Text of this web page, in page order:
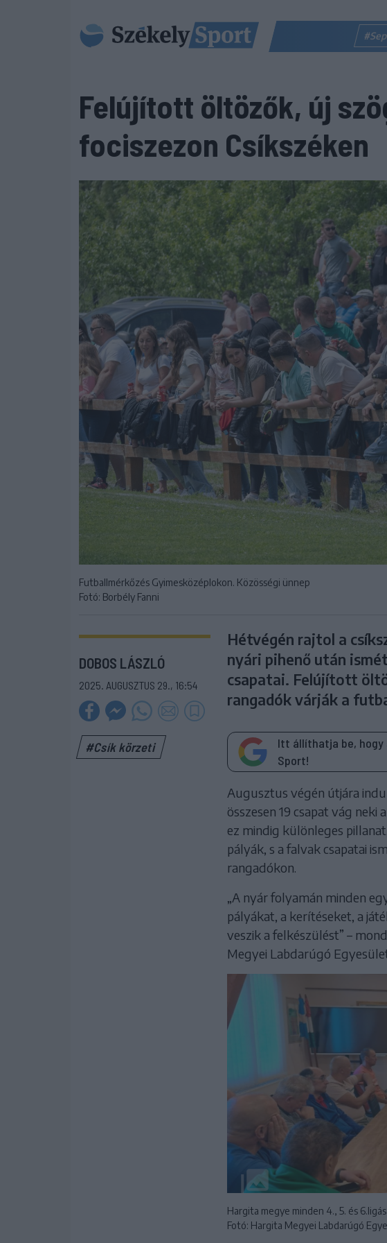
Felújított öltözők, új
fociszezon Csíkszéken
Futballmérkőzés Gyimesközéplokon. Közösségi ünnep
Fotó: Borbély Fanni
DOBOS LÁSZLÓ
2025. AUGUSZTUS 29., 16:54
#Csík körzeti
Hétvégén rajtol a
nyári pihenő után
csapatai. Felújított
rangadók várják a
Itt állíthatja be, hogy
Sport!
Augusztus végén útjára
összesen 19 csapat vág
ez mindig különleges
pályák, s a falvak csapatai
rangadókon.
„A nyár folyamán minden
pályákat, a kerítéseket, a
veszik a felkészülést” –
Megyei Labdarúgó
Hargita megye minden 4., 5. és
Fotó: Hargita Megyei Labdarúgó